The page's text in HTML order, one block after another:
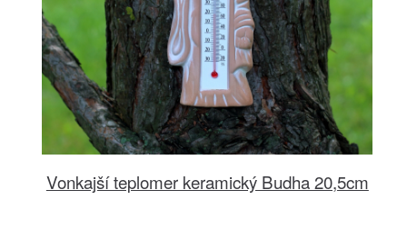
Vonkajší teplomer keramický Budha 20,5cm